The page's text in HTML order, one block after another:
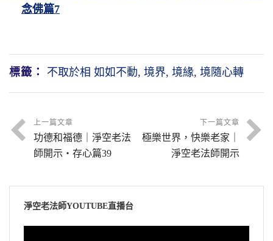
念佛篇7
標籤： 不取於相 如如不動, 境界, 境緣, 境隨心轉
上一篇文章
功德和福德｜淨空老法
師開示・存心篇39
下一篇文章
極樂世界，快樂老家｜
淨空老法師開示
淨空老法師YOUTUBE直播台